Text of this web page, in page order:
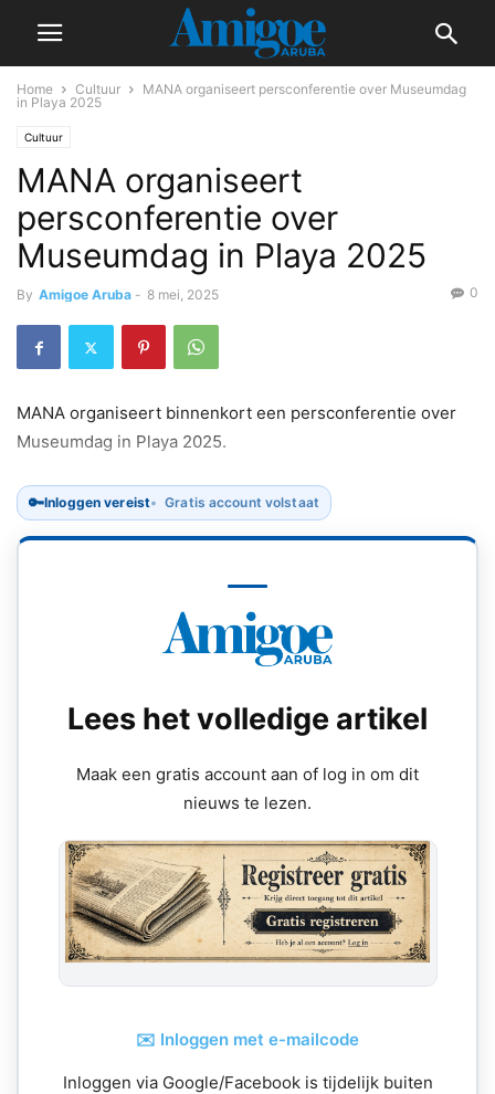
Home Cultuur
MANA organiseert persconferentie over Museumdag
in Playa 2025
Cultuur
MANA organiseert
persconferentie over
Museumdag in Playa 2025
By Amigoe Aruba - 8 mei, 2025 0
MANA organiseert binnenkort een persconferentie over
Museumdag in Playa 2025.
🔑Inloggen vereist Gratis account volstaat
Lees het volledige artikel
Maak een gratis account aan of log in om dit
nieuws te lezen.
✉️ Inloggen met e-mailcode
Inloggen via Google/Facebook is tijdelijk buiten